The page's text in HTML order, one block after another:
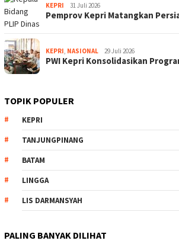
KEPRI 31 Juli 2026
Pemprov Kepri Matangkan
KEPRI, NASIONAL 29 Juli 2026
PWI Kepri Konsolidasikan
TOPIK POPULER
KEPRI
TANJUNGPINANG
BATAM
LINGGA
LIS DARMANSYAH
PALING BANYAK DILIHAT